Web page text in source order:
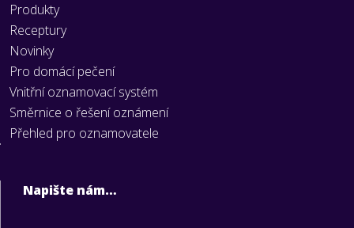
Produkty
Receptury
Novinky
Pro domácí pečení
Vnitřní oznamovací systém
Směrnice o řešení oznámení
Přehled pro oznamovatele
Napište nám…